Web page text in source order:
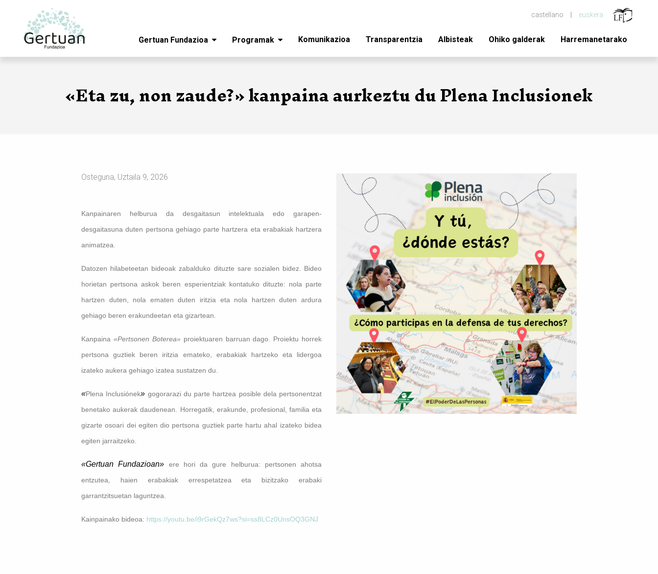
castellano euskera
Gertuan Fundazioa Programak Komunikazioa Transparentzia Albisteak Ohiko galderak Harremanetarako
«Eta zu, non zaude?» kanpaina aurkeztu du Plena Inclusionek
Osteguna, Uztaila 9, 2026
Kanpainaren helburua da desgaitasun intelektuala edo garapen-
desgaitasuna duten pertsona gehiago parte hartzera eta erabakiak hartzera
animatzea.
Datozen hilabeteetan bideoak zabalduko dituzte sare sozialen bidez. Bideo
horietan pertsona askok beren esperientziak kontatuko dituzte: nola parte
hartzen duten, nola ematen duten iritzia eta nola hartzen duten ardura
gehiago beren erakundeetan eta gizartean.
Kanpaina «Pertsonen Boterea» proiektuaren barruan dago. Proiektu horrek
pertsona guztiek beren iritzia emateko, erabakiak hartzeko eta lidergoa
izateko aukera gehiago izatea sustatzen du.
«Plena Inclusiónek» gogorarazi du parte hartzea posible dela pertsonentzat
benetako aukerak daudenean. Horregatik, erakunde, profesional, familia eta
gizarte osoari dei egiten dio pertsona guztiek parte hartu ahal izateko bidea
egiten jarraitzeko.
«Gertuan Fundazioan» ere hori da gure helburua: pertsonen ahotsa
entzutea, haien erabakiak errespetatzea eta bizitzako erabaki
garrantzitsuetan laguntzea.
Kainpainako bideoa: https://youtu.be/i9rGekQz7ws?si=ss8LCz0UnsOQ3GNJ